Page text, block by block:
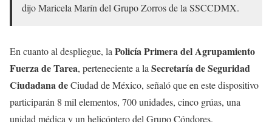
dijo Maricela Marín del Grupo Zorros de la SSCCDMX.
En cuanto al despliegue, la Policía Primera del Agrupamiento
Fuerza de Tarea, perteneciente a la Secretaría de Seguridad
Ciudadana deCiudad de México, señaló que en este dispositivo
participarán 8 mil elementos, 700 unidades, cinco grúas, una
unidad médica y un helicóptero del Grupo Cóndores.